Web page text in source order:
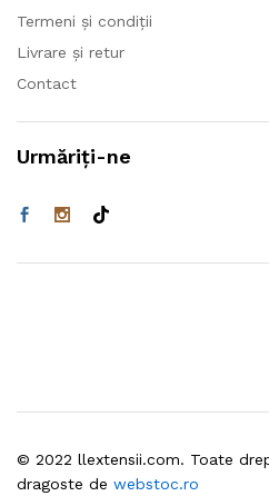
Termeni și condiții
Livrare și retur
Contact
Urmăriți-ne
© 2022 llextensii.com. Toate
dragoste de webstoc.ro